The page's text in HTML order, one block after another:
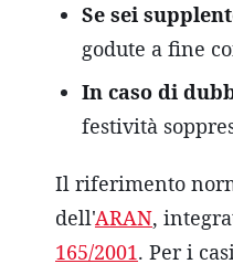
Se sei
godute a fine
In caso di
festività
Il riferimento
dell'ARAN,
165/2001. Per i